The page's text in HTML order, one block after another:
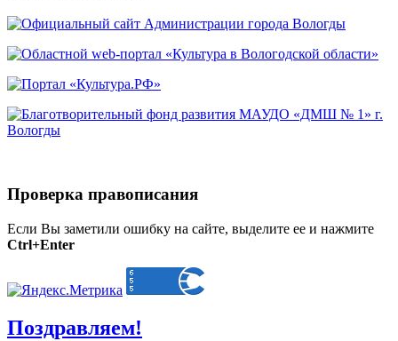
Проверка правописания
Если Вы заметили ошибку на сайте, выделите ее и нажмите
Ctrl+Enter
Поздравляем!